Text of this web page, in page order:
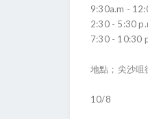
9:30a.m -
2:30 - 5:30
7:30 - 10:30
地點；尖沙咀
10/8